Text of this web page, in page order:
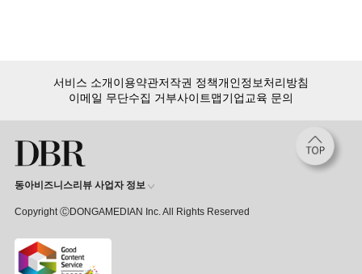
15,000여 건의 DBR 콘텐츠를
서비스 소개이용약관저작권 정책개인정보처리방침
이메일 무단수집 거부사이트맵기업교육 문의
동아비즈니스리뷰 사업자 정보
Copyright ⒸDONGAMEDIAN Inc. All Rights Reserved